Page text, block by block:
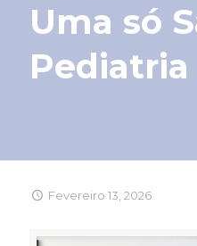
Uma só
Pediatria
Fevereiro 13, 2026